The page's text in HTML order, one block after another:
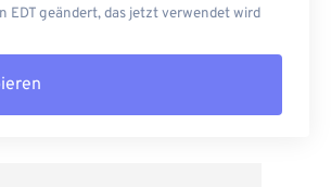
EDT geändert, das jetzt verwendet wird